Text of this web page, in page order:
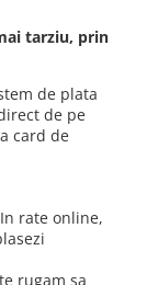
tarziu, prin
de plata
de pe
card de
rate online,
rugam sa